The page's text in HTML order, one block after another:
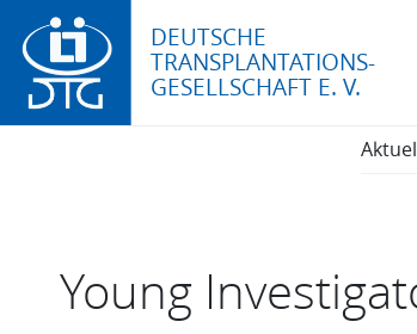
DEUTSCHE
TRANSPLANTATIONS-
GESELLSCHAFT E. V.
Young